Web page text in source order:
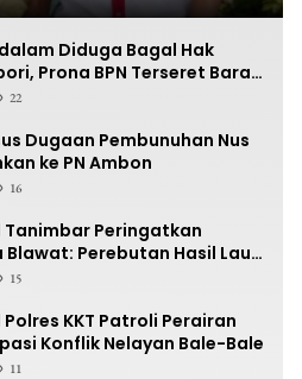
Diduga Bagal Hak
Prona BPN Terseret Bara
22
Dugaan Pembunuhan Nus
ke PN Ambon
16
Peringatkan
Blawat: Perebutan Hasil Laut
15
KKT Patroli Perairan
Konflik Nelayan Bale-Bale
11